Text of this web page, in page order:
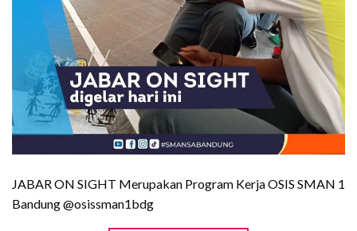
JABAR ON SIGHT Merupakan Program Kerja OSIS SMAN 1
Bandung @osissman1bdg